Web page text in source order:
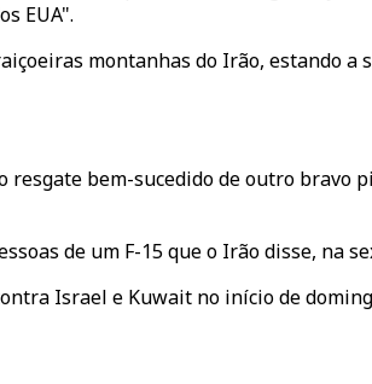
EUA".
montanhas do Irão, estando a
resgate bem-sucedido de outro
de um F-15 que o Irão disse, na
Israel e Kuwait no início de